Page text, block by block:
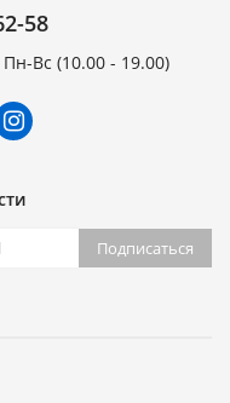
58
Вс (10.00 - 19.00)
Подписаться